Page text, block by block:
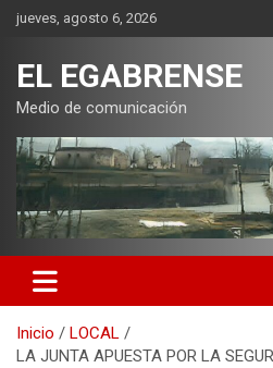
Saltarjueves, agosto 6, 2026
EL EGABRENSE
Medio de comunicación
Inicio
LOCAL
LA JUNTA APUESTA POR LA